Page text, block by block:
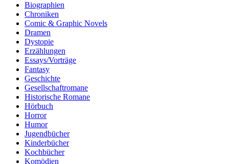
Biographien
Chroniken
Comic & Graphic Novels
Dramen
Dystopie
Erzählungen
Essays/Vorträge
Fantasy
Geschichte
Gesellschaftromane
Historische Romane
Hörbuch
Horror
Humor
Jugendbücher
Kinderbücher
Kochbücher
Komödien